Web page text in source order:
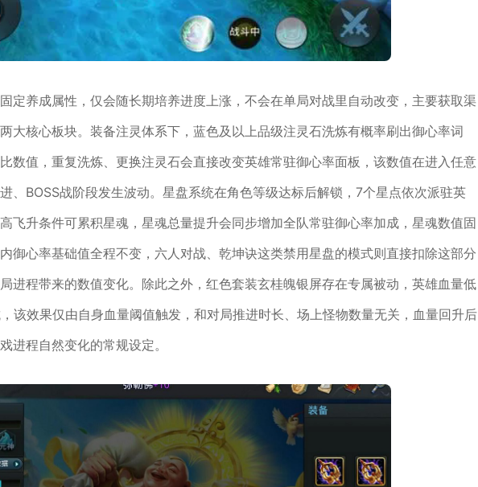
定养成属性，仅会随长期培养进度上涨，不会在单局对战里自动改变，主要获取渠
大核心板块。装备注灵体系下，蓝色及以上品级注灵石洗炼有概率刷出御心率词
数值，重复洗炼、更换注灵石会直接改变英雄常驻御心率面板，该数值在进入任意
、BOSS战阶段发生波动。星盘系统在角色等级达标后解锁，7个星点依次派驻英
飞升条件可累积星魂，星魂总量提升会同步增加全队常驻御心率加成，星魂数值固
御心率基础值全程不变，六人对战、乾坤诀这类禁用星盘的模式则直接扣除这部分
进程带来的数值变化。除此之外，红色套装玄桂魄银屏存在专属被动，英雄血量低
该效果仅由自身血量阈值触发，和对局推进时长、场上怪物数量无关，血量回升后
进程自然变化的常规设定。